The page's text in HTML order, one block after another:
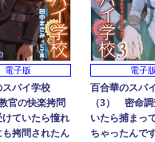
電子版
スパイ学校
官の快楽拷問
けていたら憧れ
も拷問されたん
電子
百合華のスパ
（3） 密命調
いたら捕まっ
ちゃったんで